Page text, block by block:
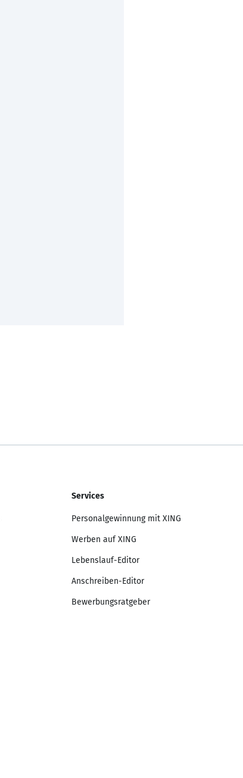
Services
Personalgewinnung mit XING
Werben auf XING
Lebenslauf-Editor
Anschreiben-Editor
Bewerbungsratgeber